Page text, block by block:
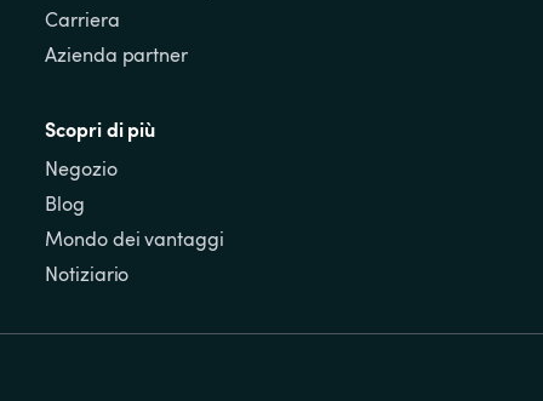
Carriera
Azienda partner
Scopri di più
Negozio
Blog
Mondo dei vantaggi
Notiziario